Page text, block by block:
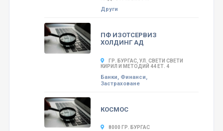
Други
ПФ ИЗОТСЕРВИЗ
ХОЛДИНГ АД
ГР. БУРГАС, УЛ. СВЕТИ СВЕТИ
КИРИЛ И МЕТОДИЙ 44 ЕТ. 4
Банки, Финанси,
Застраховане
КОСМОС
8000 ГР. БУРГАС